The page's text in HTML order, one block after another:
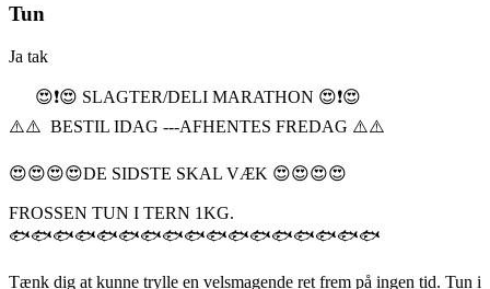
Tun
Ja tak
😍❗️😍 SLAGTER/DELI MARATHON 😍❗️😍
⚠️⚠️ BESTIL IDAG ---AFHENTES FREDAG ⚠️⚠️
😍😍😍😍DE SIDSTE SKAL VÆK 😍😍😍😍
FROSSEN TUN I TERN 1KG.
🐟🐟🐟🐟🐟🐟🐟🐟🐟🐟🐟🐟🐟🐟🐟🐟🐟
Tænk dig at kunne trylle en velsmagende ret frem på ingen tid. Tun i